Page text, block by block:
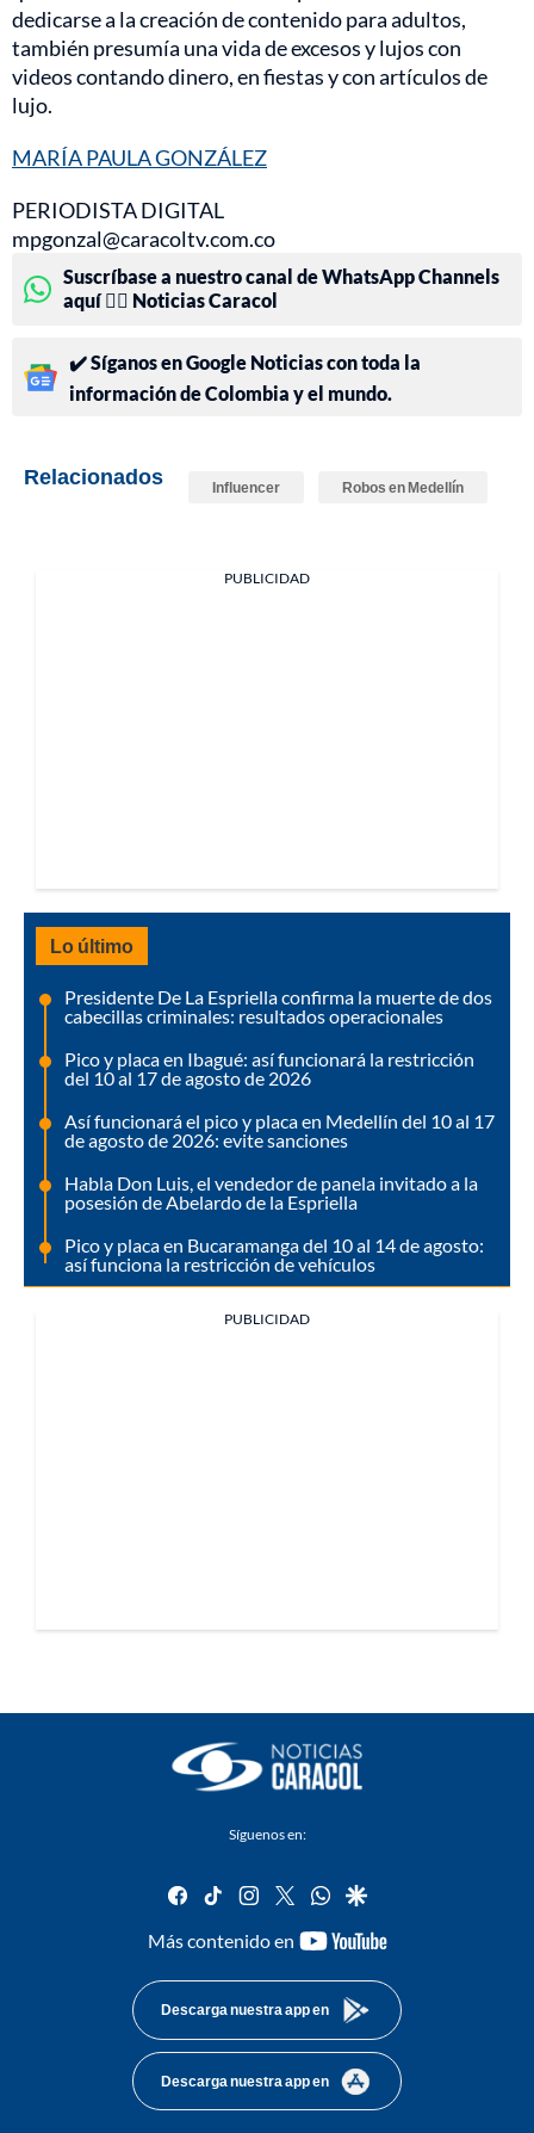
dedicarse a la creación de contenido para adultos,
también presumía una vida de excesos y lujos con
videos contando dinero, en fiestas y con artículos de
lujo.
MARÍA PAULA GONZÁLEZ
PERIODISTA DIGITAL
mpgonzal@caracoltv.com.co
Suscríbase a nuestro canal de WhatsApp Channels
aquí 👉🏻 Noticias Caracol
✔️ Síganos en Google Noticias con toda la
información de Colombia y el mundo.
Relacionados Influencer Robos en Medellín
PUBLICIDAD
Lo último
Presidente De La Espriella confirma la muerte de dos
cabecillas criminales: resultados operacionales
Pico y placa en Ibagué: así funcionará la restricción
del 10 al 17 de agosto de 2026
Así funcionará el pico y placa en Medellín del 10 al 17
de agosto de 2026: evite sanciones
Habla Don Luis, el vendedor de panela invitado a la
posesión de Abelardo de la Espriella
Pico y placa en Bucaramanga del 10 al 14 de agosto:
así funciona la restricción de vehículos
PUBLICIDAD
Síguenos en:
facebook
tiktok instagram
twitterwhatsapp
google
Más contenido en
youtube-
Descarga nuestra app en
Descarga nuestra app en